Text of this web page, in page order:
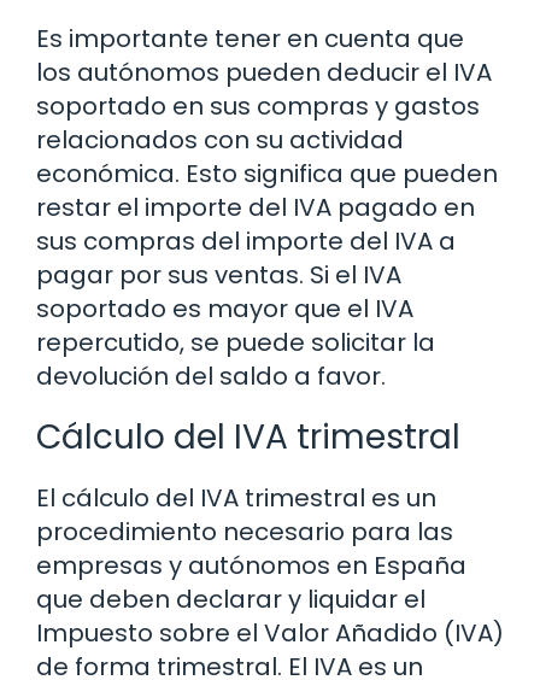
Es importante tener en cuenta que
los autónomos pueden deducir el IVA
soportado en sus compras y gastos
relacionados con su actividad
económica. Esto significa que pueden
restar el importe del IVA pagado en
sus compras del importe del IVA a
pagar por sus ventas. Si el IVA
soportado es mayor que el IVA
repercutido, se puede solicitar la
devolución del saldo a favor.
Cálculo del IVA trimestral
El cálculo del IVA trimestral es un
procedimiento necesario para las
empresas y autónomos en España
que deben declarar y liquidar el
Impuesto sobre el Valor Añadido (IVA)
de forma trimestral. El IVA es un